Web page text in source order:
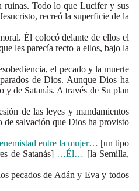
Todo lo que Lucifer y sus
recreó la superficie de la
Él colocó delante de ellos el
les parecía recto a ellos, bajo la
el pecado y la muerte
de Dios. Aunque Dios ha
de Satanás. A través de Su plan
de las leyes y mandamientos
de salvación que Dios ha provisto
entre la mujer… [un tipo
de Satanás]…Él… [la Semilla,
pecados de Adán y Eva y todos